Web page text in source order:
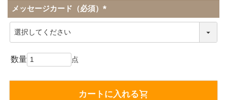
メッセージカード（必須）
(
カートに入れる